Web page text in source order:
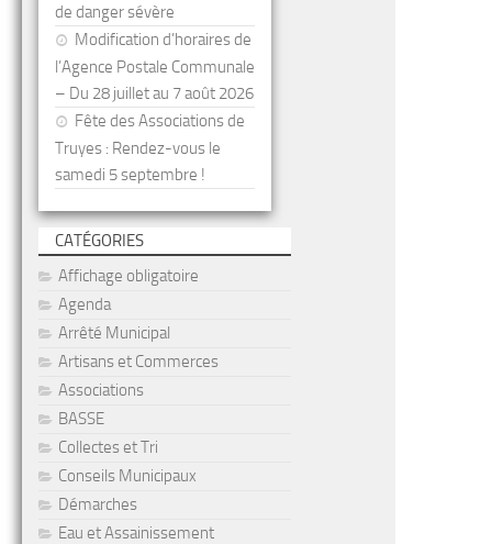
de danger sévère
Modification d’horaires de
l’Agence Postale Communale
– Du 28 juillet au 7 août 2026
Fête des Associations de
Truyes : Rendez-vous le
samedi 5 septembre !
CATÉGORIES
Affichage obligatoire
Agenda
Arrêté Municipal
Artisans et Commerces
Associations
BASSE
Collectes et Tri
Conseils Municipaux
Démarches
Eau et Assainissement